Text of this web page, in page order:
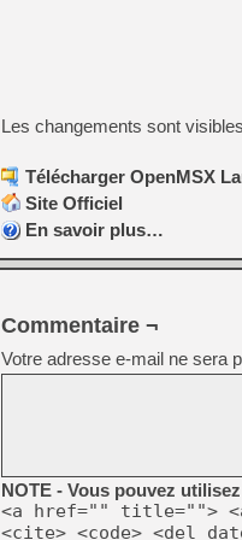
Les changements sont visibles
Télécharger OpenMSX
Site Officiel
En savoir plus…
Commentaire ¬
Votre adresse e-mail ne sera
NOTE - Vous pouvez
<a href="" title="">
<cite> <code> <del